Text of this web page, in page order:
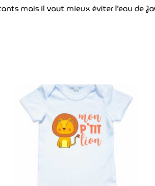
mais il vaut mieux éviter l’eau de